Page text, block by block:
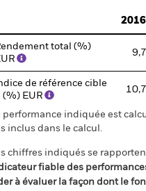
2016
total (%)
9,7
de référence cible
(%) EUR
10,7
performance indiquée est
inclus dans le calcul.
chiffres indiqués se
fiable des
à évaluer la façon dont le